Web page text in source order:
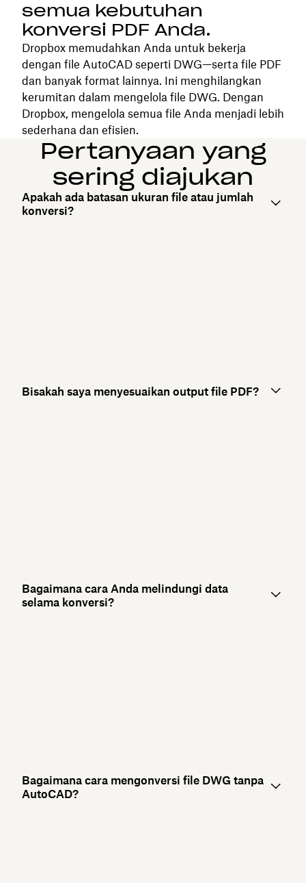
semua kebutuhan
konversi PDF Anda.
Dropbox memudahkan Anda untuk bekerja
dengan file AutoCAD seperti DWG—serta file PDF
dan banyak format lainnya. Ini menghilangkan
kerumitan dalam mengelola file DWG. Dengan
Dropbox, mengelola semua file Anda menjadi lebih
sederhana dan efisien.
Pertanyaan yang
sering diajukan
Apakah ada batasan ukuran file atau jumlah
konversi?
Bisakah saya menyesuaikan output file PDF?
Bagaimana cara Anda melindungi data
selama konversi?
Bagaimana cara mengonversi file DWG tanpa
AutoCAD?